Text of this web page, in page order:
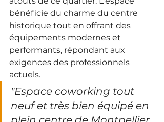
bénéficie du charme du centre
historique tout en offrant des
équipements modernes et
performants, répondant aux
exigences des professionnels
actuels.
"Espace coworking tout
neuf et très bien équipé en